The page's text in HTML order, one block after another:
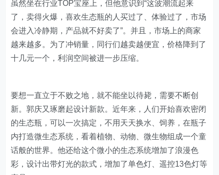
虽然坐在行业TOP宝座上，但他意识到“这波潮流起来
了，卖得火爆，喜欢生态瓶的人买过了、体验过了，市场
会进入冷静期，产品就不好卖了”。并且，市场上的商家
越来越多。为了冲销量，同行们越卖越便宜，价格降到了
十几元一个，利润空间被进一步压缩。
要想一直立于不败之地，就不能坐以待毙，需要不断创
新。郭庆又琢磨起设计新款。近年来，人们开始喜欢密闭
的生态瓶，可以一次搞定，不用天天换水、饲养，在瓶子
内打造微生态系统，看着植物、动物、微生物组成一个童
话般的世界。他还给这个微小的生态系统增加了浪漫色
彩，设计出带灯光的款式，增加了单色灯、遥控13色灯等